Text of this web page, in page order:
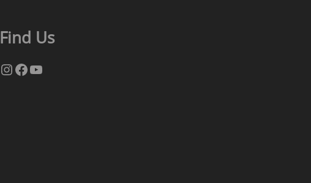
Find Us
Instagram
Facebook
YouTube